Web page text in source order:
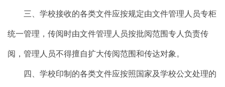
三、学校接收的各类文件应按规定由文件管理人员专柜
统一管理，传阅时由文件管理人员按批阅范围专人负责传
阅，管理人员不得擅自扩大传阅范围和传达对象。
四、学校印制的各类文件应按照国家及学校公文处理的